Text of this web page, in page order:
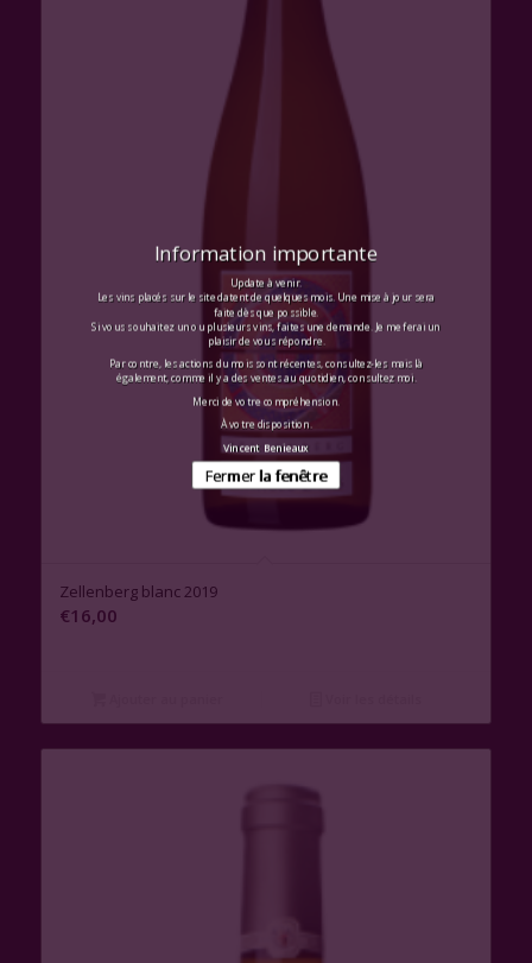
Zellenberg blanc 2019
€16,00
Information importante
Update à venir.
Les vins placés sur le site datent de quelques mois. Une mise à jour sera
faite dès que possible.
Si vous souhaitez un ou plusieurs vins, faites une demande. Je me ferai un
plaisir de vous répondre.
Par contre, les actions du mois sont récentes, consultez-les mais là
également, comme il y a des ventes au quotidien, consultez moi.
Merci de votre compréhension.
À votre disposition.
Vincent Benieaux
Fermer la fenêtre